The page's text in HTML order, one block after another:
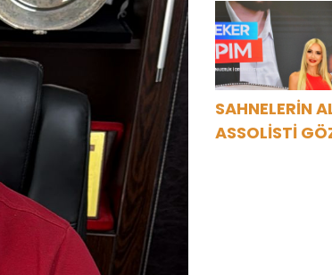
KEZ
SAHNELERİN
ASSOLİSTİ